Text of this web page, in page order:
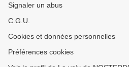
Signaler un abus
C.G.U.
Cookies et données personnelles
Préférences cookies